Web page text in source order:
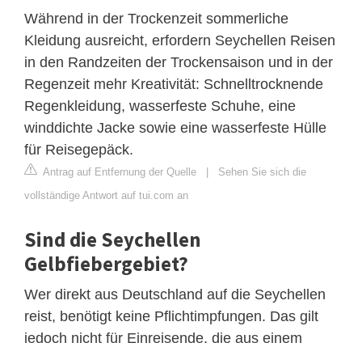
Während in der Trockenzeit sommerliche
Kleidung ausreicht, erfordern Seychellen Reisen
in den Randzeiten der Trockensaison und in der
Regenzeit mehr Kreativität: Schnelltrocknende
Regenkleidung, wasserfeste Schuhe, eine
winddichte Jacke sowie eine wasserfeste Hülle
für Reisegepäck.
Antrag auf Entfernung der Quelle | Sehen Sie sich die
vollständige Antwort auf tui.com an
Sind die Seychellen
Gelbfiebergebiet?
Wer direkt aus Deutschland auf die Seychellen
reist, benötigt keine Pflichtimpfungen. Das gilt
jedoch nicht für Einreisende, die aus einem